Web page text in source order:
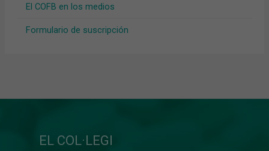
El COFB en los medios
Formulario de suscripción
EL COL·LEGI